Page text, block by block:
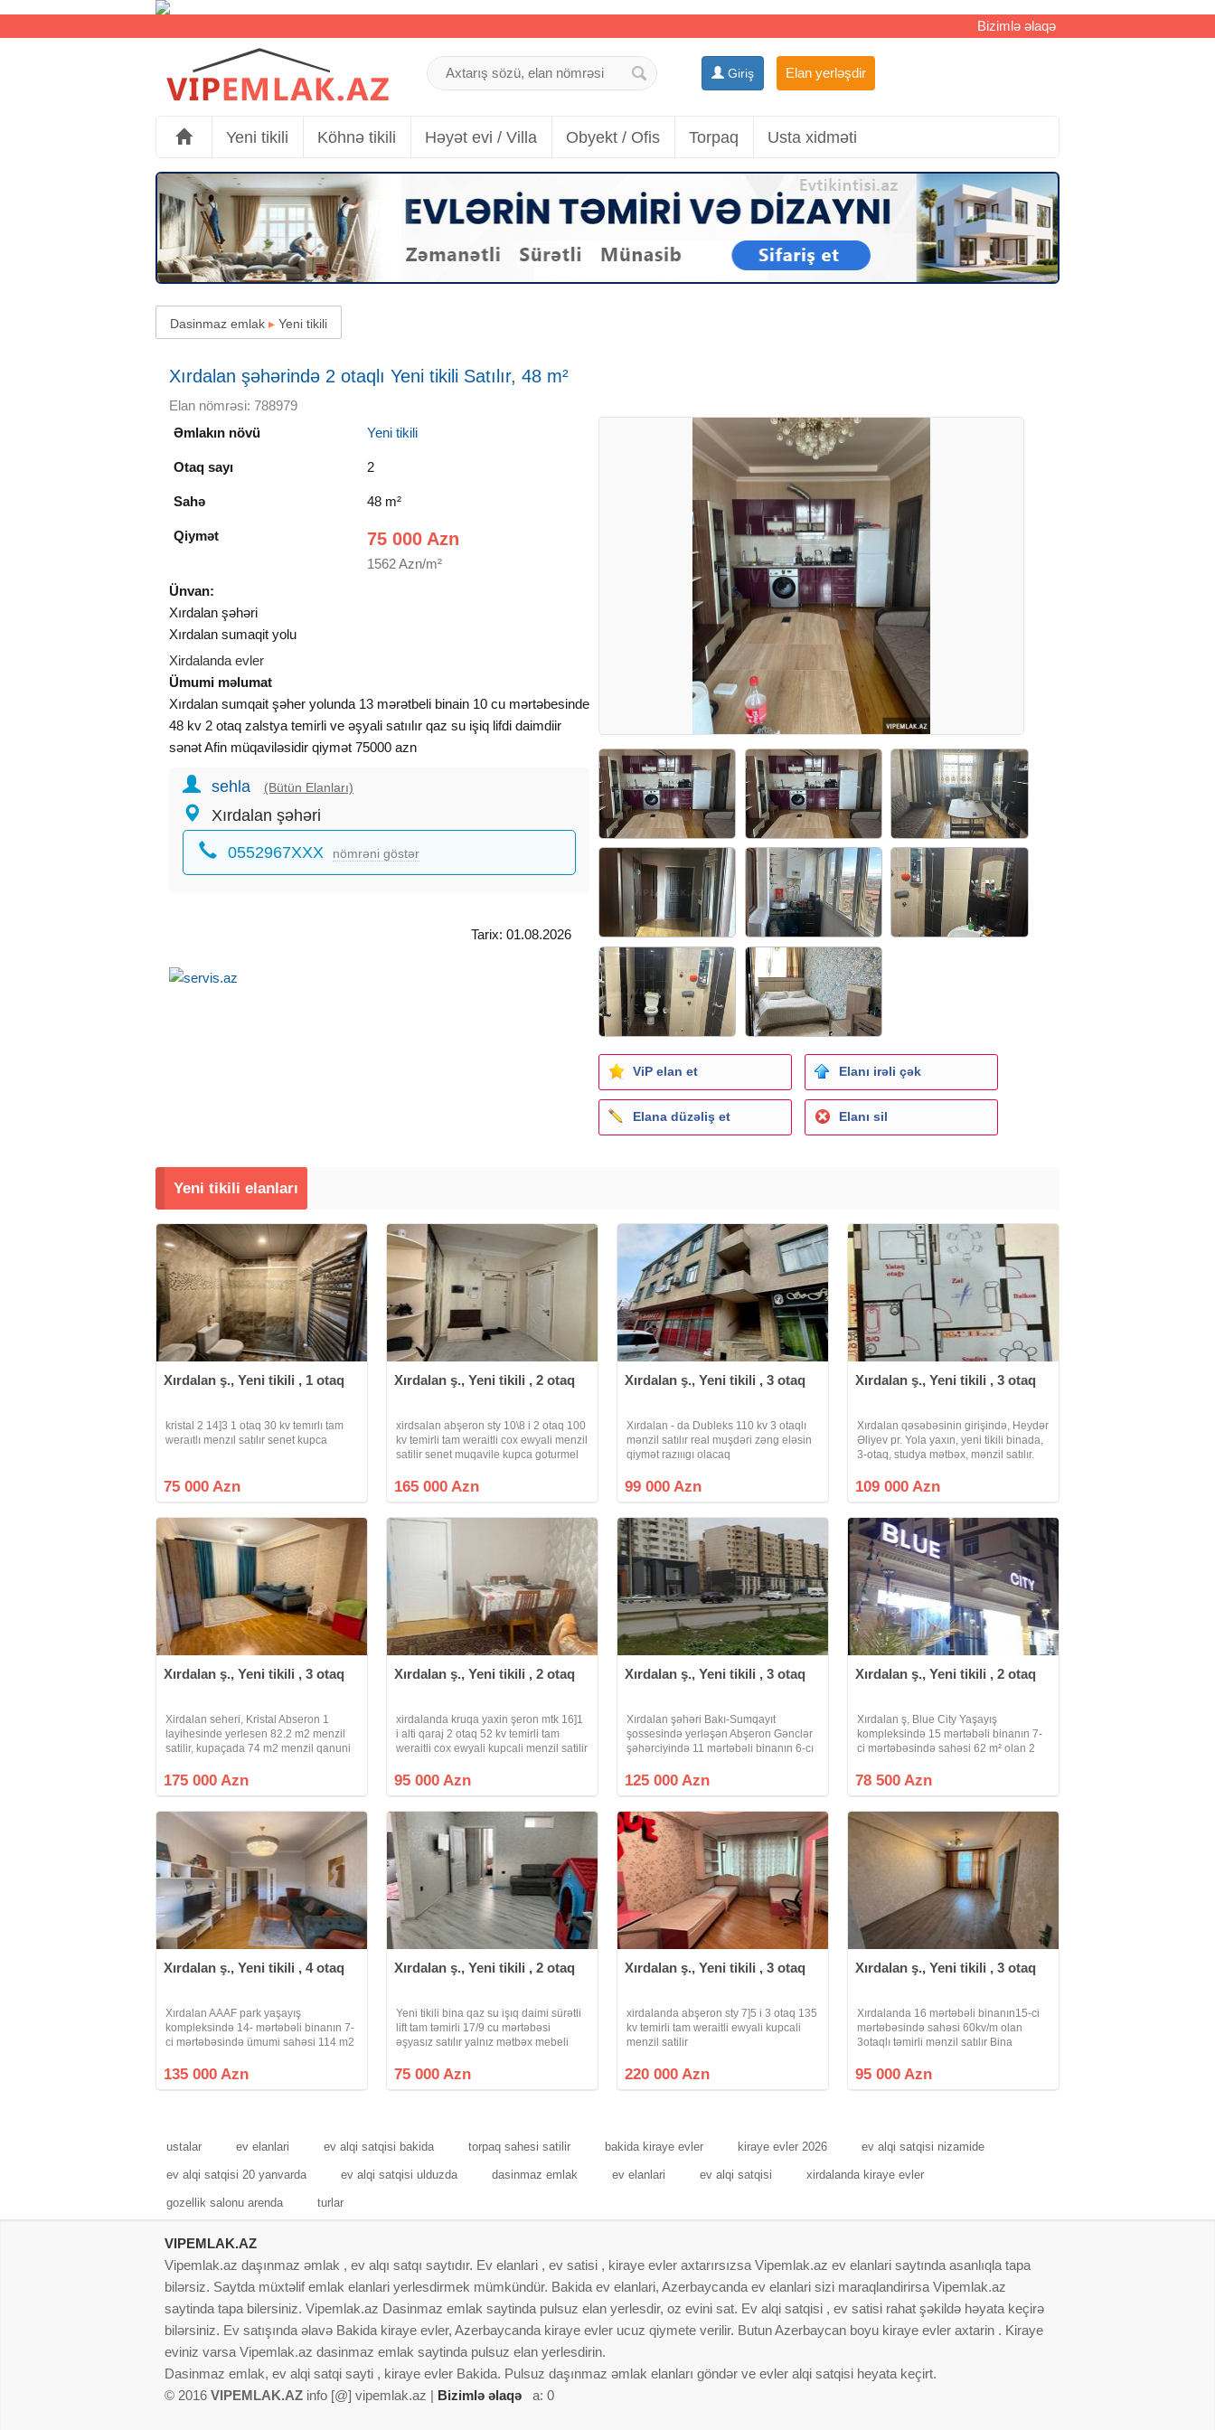
Bizimlə əlaqə
Giriş Elan yerləşdir
Yeni tikili Köhnə tikili Həyət evi / Villa Obyekt / Ofis Torpaq Usta xidməti
Dasinmaz emlak ▸ Yeni tikili
Xırdalan şəhərində 2 otaqlı Yeni tikili Satılır, 48 m²
Elan nömrəsi: 788979
Əmlakın növü
Yeni tikili
Otaq sayı 2
Sahə 48 m²
Qiymət 75 000 Azn
1562 Azn/m²
Ünvan:
Xırdalan şəhəri
Xırdalan sumaqit yolu
Xirdalanda evler
Ümumi məlumat
Xırdalan sumqait şəher yolunda 13 mərətbeli binain 10 cu mərtəbesinde
48 kv 2 otaq zalstya temirli ve əşyali satıılır qaz su işiq lifdi daimdiir
sənət Afin müqaviləsidir qiymət 75000 azn
sehla (Bütün Elanları)
Xırdalan şəhəri
0552967XXX nömrəni göstər
Tarix: 01.08.2026
ViP elan et Elanı irəli çək
Elana düzəliş et Elanı sil
Yeni tikili elanları
Xırdalan ş., Yeni tikili , 1 otaq
kristal 2 14]3 1 otaq 30 kv temırlı tam
weraıtlı menzıl satılır senet kupca
75 000 Azn
Xırdalan ş., Yeni tikili , 2 otaq
xirdsalan abşeron sty 10\8 i 2 otaq 100
kv temirli tam weraitli cox ewyali menzil
satilir senet muqavile kupca goturmel
165 000 Azn
Xırdalan ş., Yeni tikili , 3 otaq
Xırdalan - da Dubleks 110 kv 3 otaqlı
mənzil satılır real muşdəri zəng eləsin
qiymət razıııgı olacaq
99 000 Azn
Xırdalan ş., Yeni tikili , 3 otaq
Xırdalan qəsəbəsinin girişində, Heydər
Əliyev pr. Yola yaxın, yeni tikili binada,
3-otaq, studya mətbəx, mənzil satılır.
görsədilib. Binada son tamamlanma
109 000 Azn
Xırdalan ş., Yeni tikili , 3 otaq
Xirdalan seheri, Kristal Abseron 1
layihesinde yerlesen 82.2 m2 menzil
satilir, kupaçada 74 m2 menzil qanuni
Menzil 16-nin 15-ci mertebesinde
175 000 Azn
Xırdalan ş., Yeni tikili , 2 otaq
xirdalanda kruqa yaxin şeron mtk 16]1
i alti qaraj 2 otaq 52 kv temirli tam
weraitli cox ewyali kupcali menzil satilir
95 000 Azn
Xırdalan ş., Yeni tikili , 3 otaq
Xırdalan şəhəri Bakı-Sumqayıt
şossesində yerləşən Abşeron Gənclər
şəhərciyində 11 mərtəbəli binanın 6-cı
qanuni 3 otaqlı super təmirli, kupçalı
125 000 Azn
Xırdalan ş., Yeni tikili , 2 otaq
Xırdalan ş, Blue City Yaşayış
kompleksində 15 mərtəbəli binanın 7-
ci mərtəbəsində sahəsi 62 m² olan 2
Mənzilə sahib olduqdan sonra öz
78 500 Azn
Xırdalan ş., Yeni tikili , 4 otaq
Xırdalan AAAF park yaşayış
kompleksində 14- mərtəbəli binanın 7-
ci mərtəbəsində ümumi sahəsi 114 m2
mənzil satılr. Mənzil şəxsi istifadə üçün
135 000 Azn
Xırdalan ş., Yeni tikili , 2 otaq
Yeni tikili bina qaz su işıq daimi sürətli
lift tam təmirli 17/9 cu mərtəbəsi
əşyasız satılır yalnız mətbəx mebeli
uyğun əşyalıda satıla bilər qiymətə
75 000 Azn
Xırdalan ş., Yeni tikili , 3 otaq
xirdalanda abşeron sty 7]5 i 3 otaq 135
kv temirli tam weraitli ewyali kupcali
menzil satilir
220 000 Azn
Xırdalan ş., Yeni tikili , 3 otaq
Xırdalanda 16 mərtəbəli binanın15-ci
mərtəbəsində sahəsi 60kv/m olan
3otaqlı təmirli mənzil satılır Bina
Bütün İnfastruktur var Qaz, su, işıq, lift
95 000 Azn
ustalar ev elanlari ev alqi satqisi bakida torpaq sahesi satilir bakida kiraye evler kiraye evler 2026 ev alqi satqisi nizamide
ev alqi satqisi 20 yanvarda ev alqi satqisi ulduzda dasinmaz emlak ev elanlari ev alqi satqisi xirdalanda kiraye evler
gozellik salonu arenda turlar
VIPEMLAK.AZ
Vipemlak.az daşınmaz əmlak , ev alqı satqı saytıdır. Ev elanlari , ev satisi , kiraye evler axtarırsızsa Vipemlak.az ev elanlari saytında asanlıqla tapa
bilərsiz. Saytda müxtəlif emlak elanlari yerlesdirmek mümkündür. Bakida ev elanlari, Azerbaycanda ev elanlari sizi maraqlandirirsa Vipemlak.az
saytinda tapa bilersiniz. Vipemlak.az Dasinmaz emlak saytinda pulsuz elan yerlesdir, oz evini sat. Ev alqi satqisi , ev satisi rahat şəkildə həyata keçirə
bilərsiniz. Ev satışında əlavə Bakida kiraye evler, Azerbaycanda kiraye evler ucuz qiymete verilir. Butun Azerbaycan boyu kiraye evler axtarin . Kiraye
eviniz varsa Vipemlak.az dasinmaz emlak saytinda pulsuz elan yerlesdirin.
Dasinmaz emlak, ev alqi satqi sayti , kiraye evler Bakida. Pulsuz daşınmaz əmlak elanları göndər ve evler alqi satqisi heyata keçirt.
© 2016 VIPEMLAK.AZ info [@] vipemlak.az | Bizimlə əlaqə a: 0